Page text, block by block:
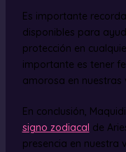
Es importante
disponibles para
protección en
importante es tener
amorosa en nuestras
En conclusión,
signo zodiacal de
presencia en nuestra